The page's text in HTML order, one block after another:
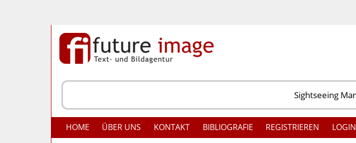
HOME ÜBER UNS KONTAKT BIBLIOGRAFIE REGISTRIEREN LOGIN